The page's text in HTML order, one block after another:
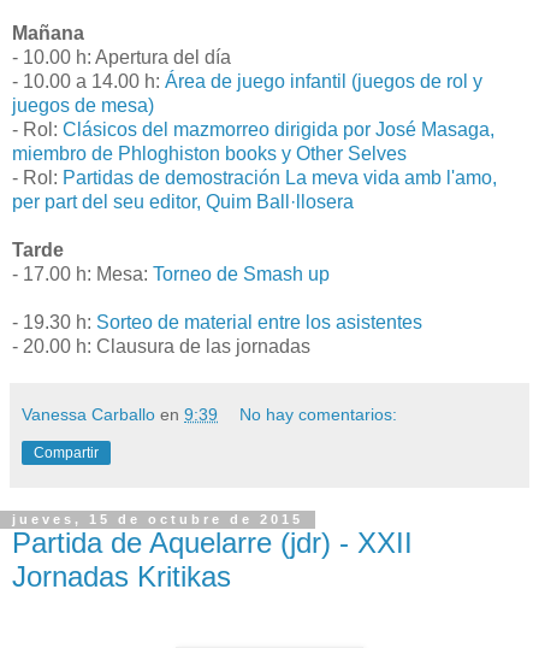
Mañana
- 10.00 h: Apertura del día
- 10.00 a 14.00 h: Área de juego infantil (juegos de rol y
juegos de mesa)
- Rol: Clásicos del mazmorreo dirigida por José Masaga,
miembro de Phloghiston books y Other Selves
- Rol: Partidas de demostración La meva vida amb l'amo,
per part del seu editor, Quim Ball·llosera
Tarde
- 17.00 h: Mesa: Torneo de Smash up
- 19.30 h: Sorteo de material entre los asistentes
- 20.00 h: Clausura de las jornadas
Vanessa Carballo en 9:39 No hay comentarios:
Compartir
jueves, 15 de octubre de 2015
Partida de Aquelarre (jdr) - XXII
Jornadas Kritikas